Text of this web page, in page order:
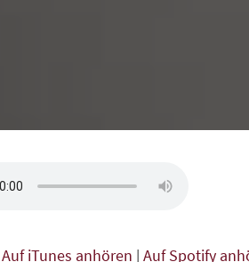
Auf iTunes anhören | Auf Spotify